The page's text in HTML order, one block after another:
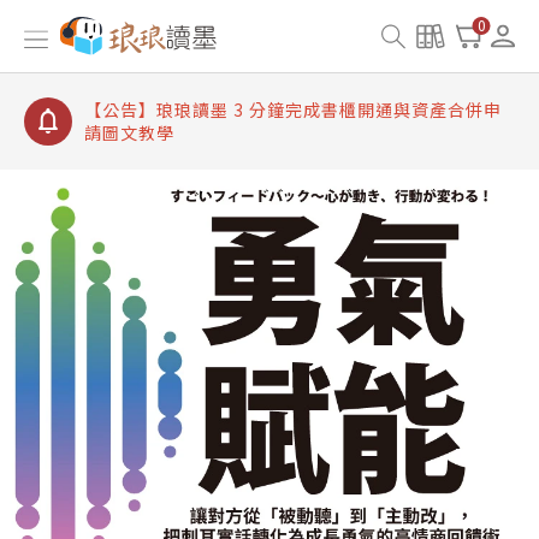
0
【公告】琅琅讀墨書櫃開通常見問題
【公告】琅琅讀墨 3 分鐘完成書櫃開通與資產合併申
【公告】琅琅書店服務升級重要說明及資產合併結果
查詢